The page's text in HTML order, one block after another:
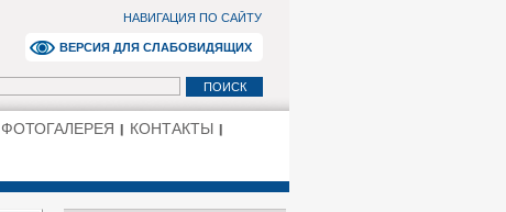
НАВИГАЦИЯ ПО САЙТУ
ВЕРСИЯ ДЛЯ СЛАБОВИДЯЩИХ
ФОТОГАЛЕРЕЯ
КОНТАКТЫ